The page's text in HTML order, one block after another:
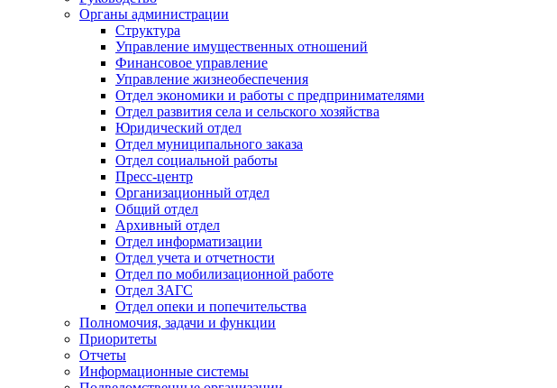
Органы администрации
Структура
Управление имущественных отношений
Финансовое управление
Управление жизнеобеспечения
Отдел экономики и работы с предпринимателями
Отдел развития села и сельского хозяйства
Юридический отдел
Отдел муниципального заказа
Отдел социальной работы
Пресс-центр
Организационный отдел
Общий отдел
Архивный отдел
Отдел информатизации
Отдел учета и отчетности
Отдел по мобилизационной работе
Отдел ЗАГС
Отдел опеки и попечительства
Полномочия, задачи и функции
Приоритеты
Отчеты
Информационные системы